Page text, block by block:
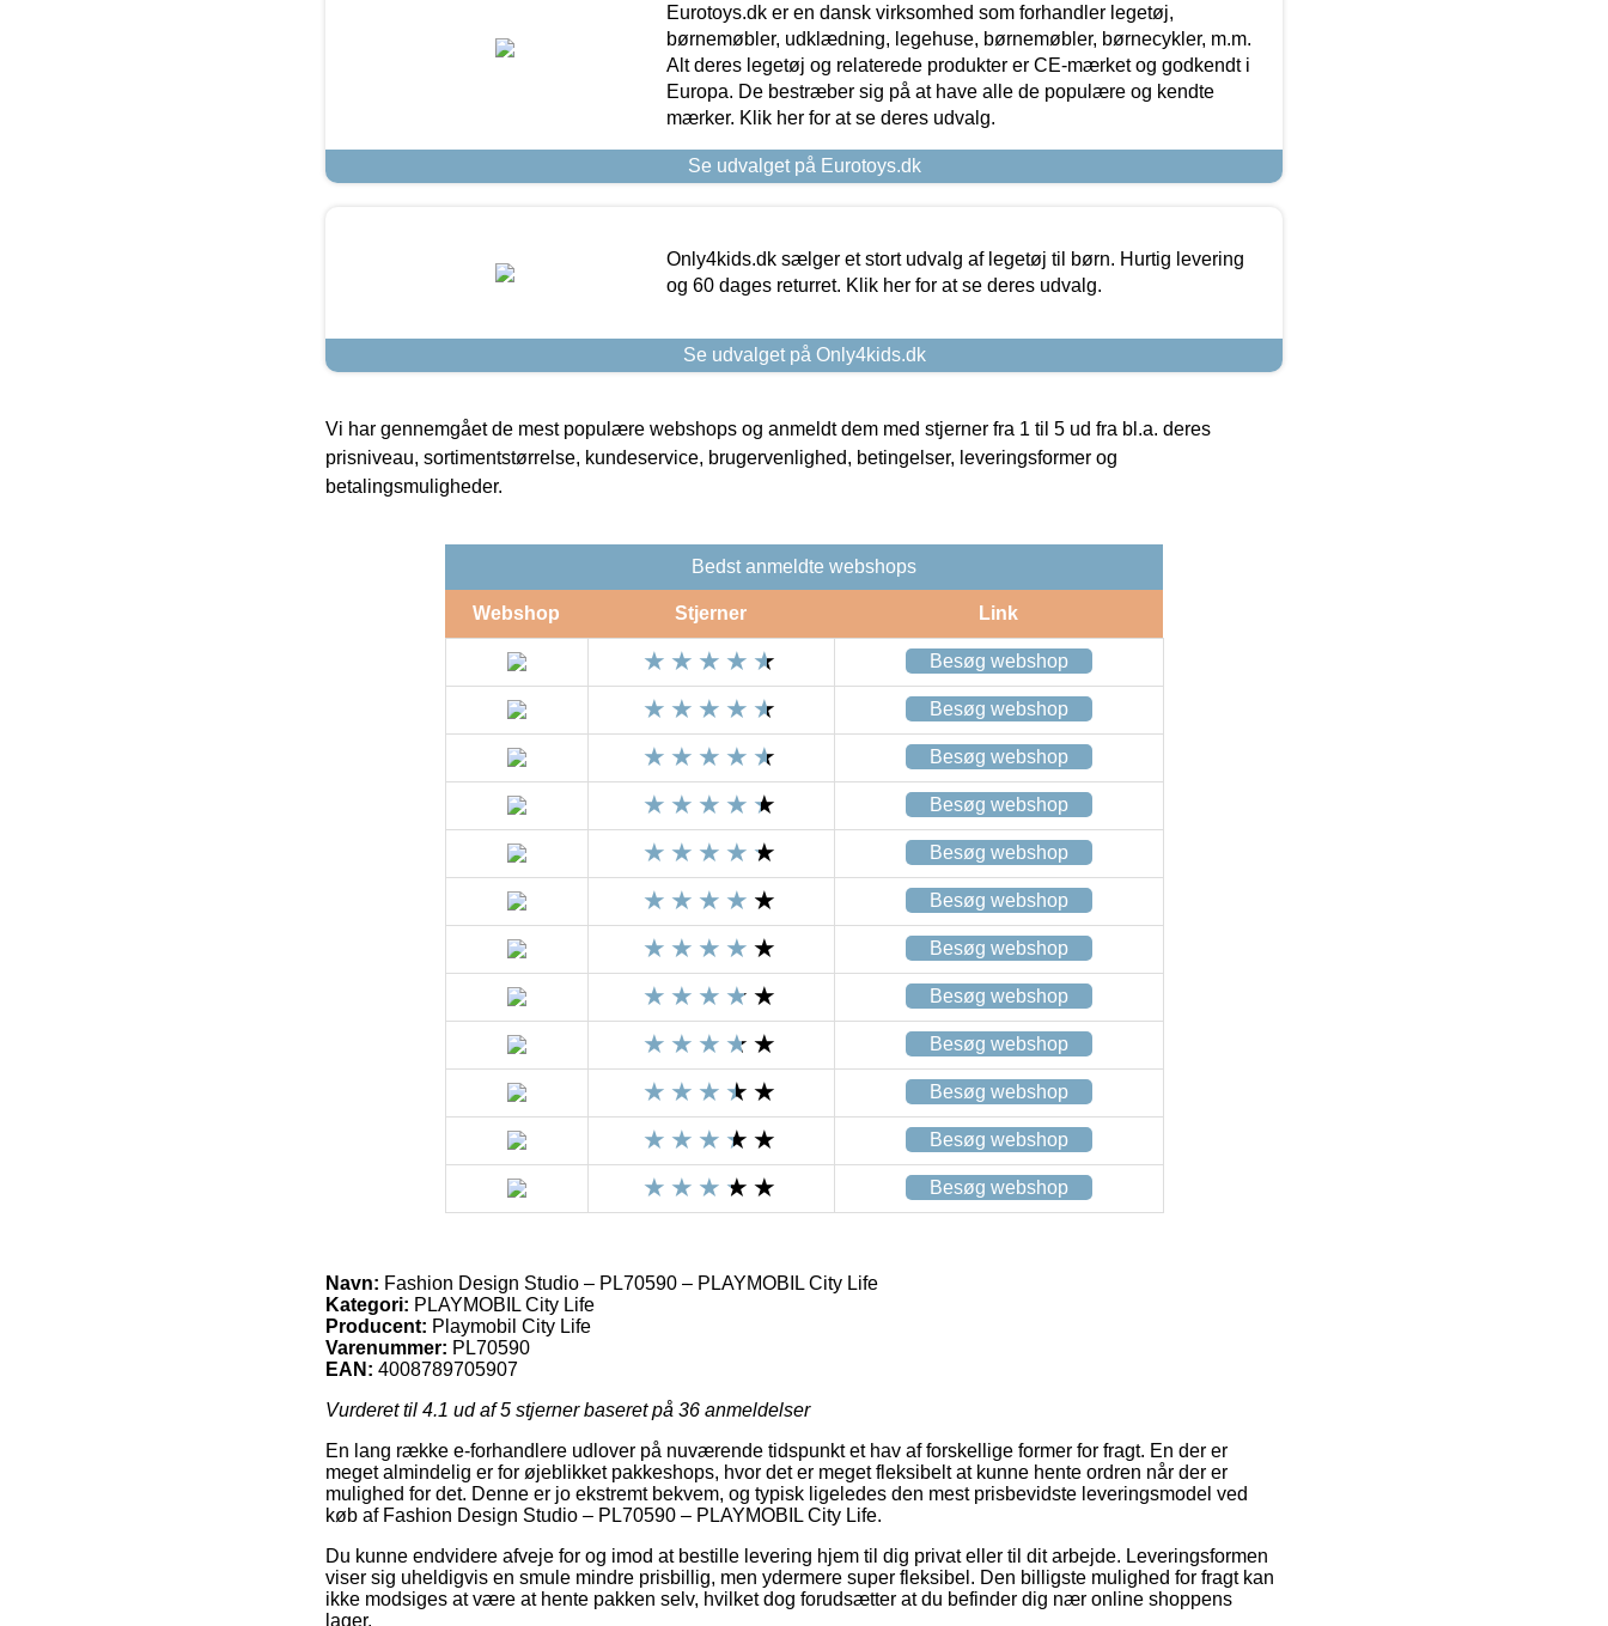
Eurotoys.dk er en dansk virksomhed som forhandler legetøj,
børnemøbler, udklædning, legehuse, børnemøbler, børnecykler, m.m.
Alt deres legetøj og relaterede produkter er CE-mærket og godkendt i
Europa. De bestræber sig på at have alle de populære og kendte
mærker. Klik her for at se deres udvalg.
Se udvalget på Eurotoys.dk
Only4kids.dk sælger et stort udvalg af legetøj til børn. Hurtig levering
og 60 dages returret. Klik her for at se deres udvalg.
Se udvalget på Only4kids.dk
Vi har gennemgået de mest populære webshops og anmeldt dem med stjerner fra 1 til 5 ud fra bl.a. deres
prisniveau, sortimentstørrelse, kundeservice, brugervenlighed, betingelser, leveringsformer og
betalingsmuligheder.
Bedst anmeldte webshops
Webshop Stjerner Link
Besøg webshop
Besøg webshop
Besøg webshop
Besøg webshop
Besøg webshop
Besøg webshop
Besøg webshop
Besøg webshop
Besøg webshop
Besøg webshop
Besøg webshop
Besøg webshop
Navn: Fashion Design Studio – PL70590 – PLAYMOBIL City Life
Kategori: PLAYMOBIL City Life
Producent: Playmobil City Life
Varenummer: PL70590
EAN: 4008789705907
Vurderet til 4.1 ud af 5 stjerner baseret på 36 anmeldelser
En lang række e-forhandlere udlover på nuværende tidspunkt et hav af forskellige former for fragt. En der er
meget almindelig er for øjeblikket pakkeshops, hvor det er meget fleksibelt at kunne hente ordren når der er
mulighed for det. Denne er jo ekstremt bekvem, og typisk ligeledes den mest prisbevidste leveringsmodel ved
køb af Fashion Design Studio – PL70590 – PLAYMOBIL City Life.
Du kunne endvidere afveje for og imod at bestille levering hjem til dig privat eller til dit arbejde. Leveringsformen
viser sig uheldigvis en smule mindre prisbillig, men ydermere super fleksibel. Den billigste mulighed for fragt kan
ikke modsiges at være at hente pakken selv, hvilket dog forudsætter at du befinder dig nær online shoppens
lager.